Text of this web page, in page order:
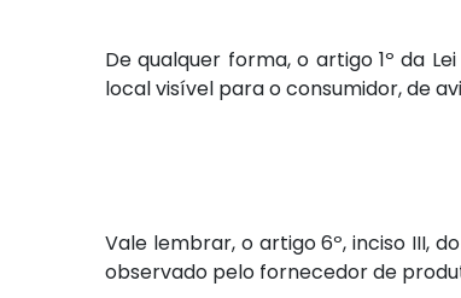
De qualquer forma, o artigo 1º da
local visível para o consumidor, de
Vale lembrar, o artigo 6º, inciso III, do
observado pelo fornecedor de